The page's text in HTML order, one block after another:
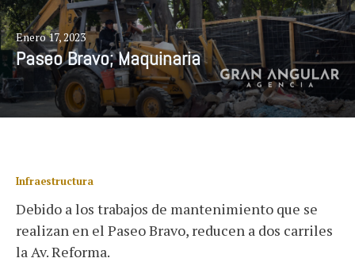
Enero 17, 2023
Paseo Bravo; Maquinaria
Infraestructura
Debido a los trabajos de mantenimiento que se
realizan en el Paseo Bravo, reducen a dos carriles
la Av. Reforma.